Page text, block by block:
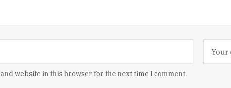
and website in this browser for the next time I comment.